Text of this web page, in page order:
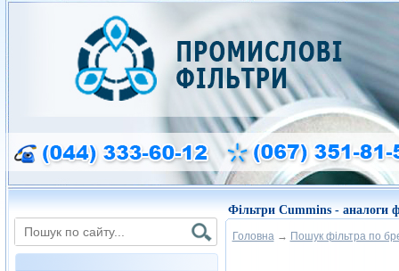
Фільтри Cummins - аналоги
Головна → Пошук фільтра по